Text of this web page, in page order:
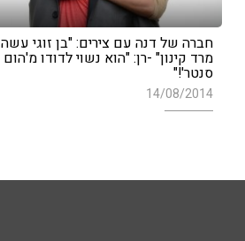
חברה של דנה עם צירים: "בן זוגי עשה
מרד קינון" -רן: "הוא נשוי לדודו מ'הום
סנטר'!"
14/08/2014